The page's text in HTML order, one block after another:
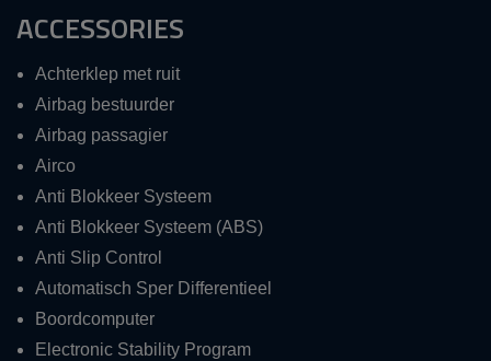
ACCESSORIES
Achterklep met ruit
Airbag bestuurder
Airbag passagier
Airco
Anti Blokkeer Systeem
Anti Blokkeer Systeem (ABS)
Anti Slip Control
Automatisch Sper Differentieel
Boordcomputer
Electronic Stability Program